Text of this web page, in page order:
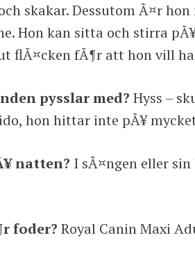
skakar. Dessutom Ã¤r
Hon kan sitta och stirra
flÃ¤cken fÃ¶r att hon vill
pysslar med? Hyss –
hon hittar inte pÃ¥
natten? I sÃ¤ngen eller
foder? Royal Canin Maxi